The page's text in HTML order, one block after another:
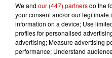
6 août 2026
Invasion
We and our (447) partnersdo the
your consent and/or our legitimate
information on a device; Use
profiles for personalised
advertising; Measure advertising
performance; Understand